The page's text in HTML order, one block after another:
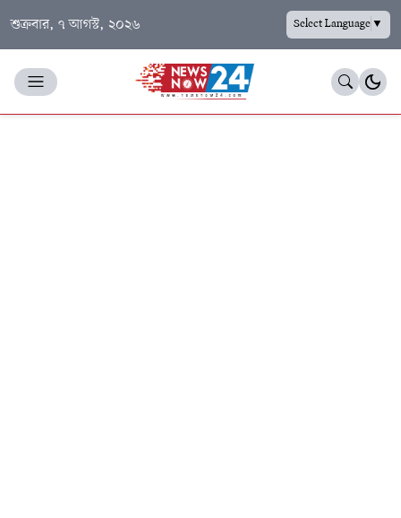
শুক্রবার, ৭ আগস্ট, ২০২৬ Select Language▼